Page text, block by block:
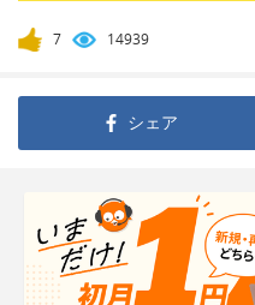
7 14939
シェア